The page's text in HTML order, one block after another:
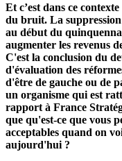
Et c’est dans ce
du bruit. La
au début du
augmenter les revenus
C'est la conclusion du
d'évaluation des
d'être de gauche ou de
un organisme qui est
rapport à France
que qu'est-ce que vous
acceptables quand on
aujourd'hui ?